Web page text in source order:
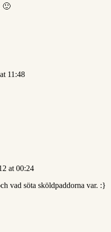
🙂
11:48
at 00:24
vad söta sköldpaddorna var. :}